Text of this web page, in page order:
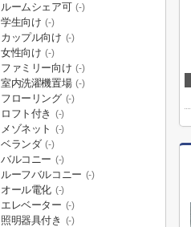
ルームシェア可 (-)
学生向け (-)
カップル向け (-)
女性向け (-)
ファミリー向け (-)
室内洗濯機置場 (-)
フローリング (-)
ロフト付き (-)
メゾネット (-)
ベランダ (-)
バルコニー (-)
ルーフバルコニー (-)
オール電化 (-)
エレベーター (-)
照明器具付き (-)